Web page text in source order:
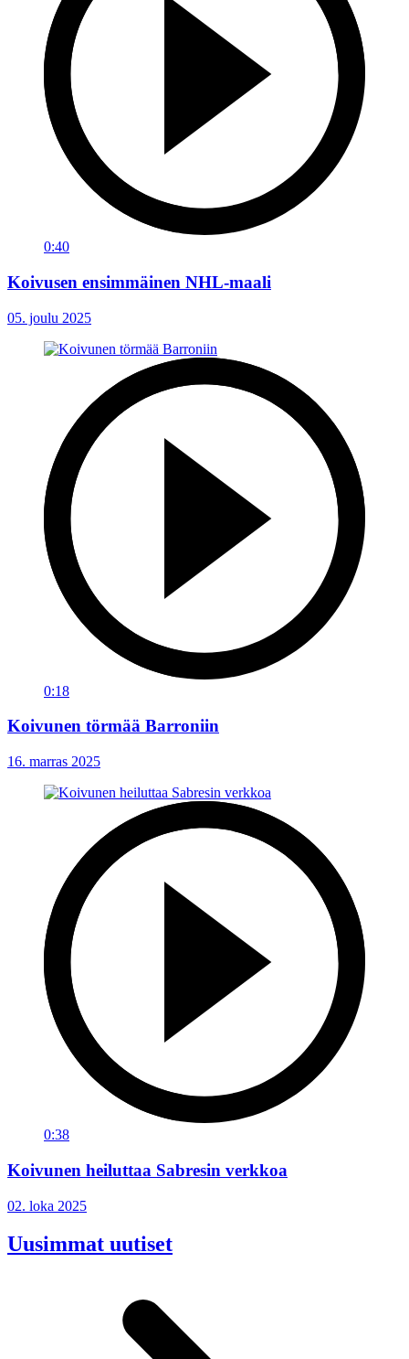
0:40
Koivusen ensimmäinen NHL-maali
05. joulu 2025
0:18
Koivunen törmää Barroniin
16. marras 2025
0:38
Koivunen heiluttaa Sabresin verkkoa
02. loka 2025
Uusimmat uutiset